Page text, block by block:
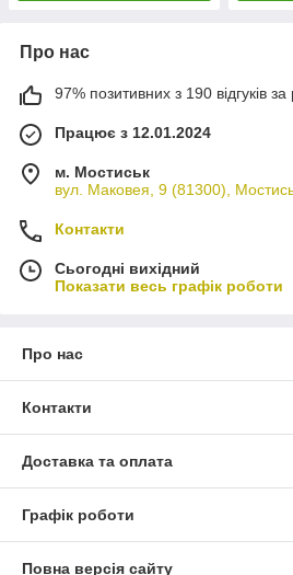
Про нас
97% позитивних з 190 відгуків за
Працює з 12.01.2024
м. Мостиськ
вул. Маковея, 9 (81300),
Контакти
Сьогодні вихідний
Показати весь графік роботи
Про нас
Контакти
Доставка та оплата
Графік роботи
Повна версія сайту